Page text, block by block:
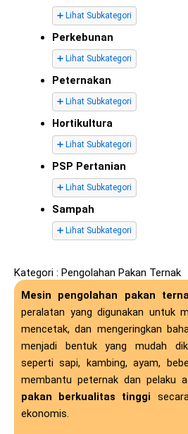
➕ Lihat Subkategori
Perkebunan
➕ Lihat Subkategori
Peternakan
➕ Lihat Subkategori
Hortikultura
➕ Lihat Subkategori
PSP Pertanian
➕ Lihat Subkategori
Sampah
➕ Lihat Subkategori
Kategori : Pengolahan Pakan Ternak
Mesin pengolahan pakan
peralatan yang digunakan untuk
mencetak, dan mengeringkan
menjadi bentuk yang mudah
seperti sapi, kambing, ayam,
membantu peternak dan pelaku
pakan berkualitas tinggi
ekonomis.